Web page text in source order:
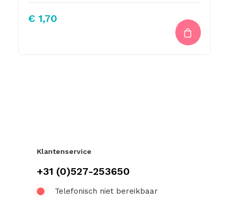
€ 1,70
Klantenservice
+31 (0)527-253650
Telefonisch niet bereikbaar